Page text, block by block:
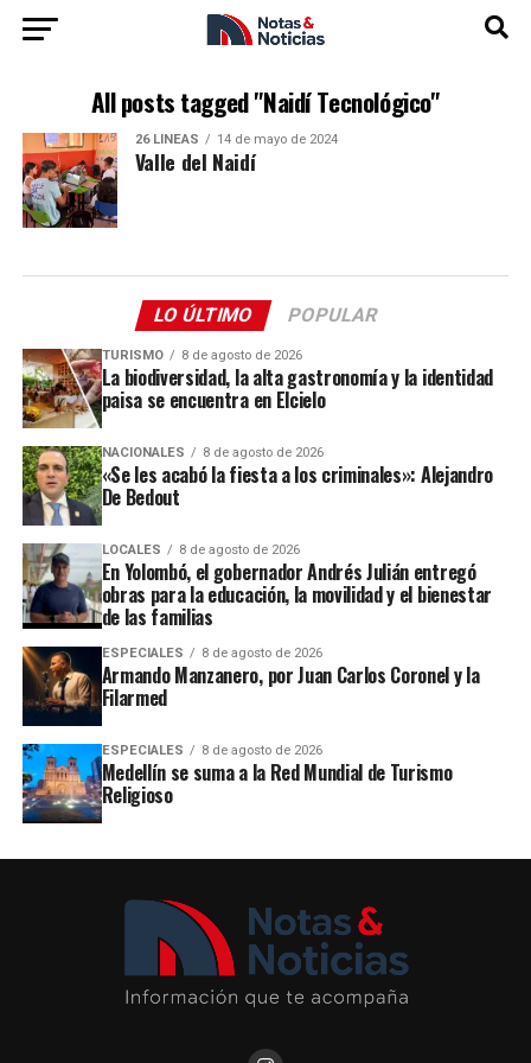
All posts tagged "Naidí Tecnológico"
26 LÍNEAS 14 de mayo de 2024
Valle del Naidí
LO ÚLTIMO POPULAR
TURISMO 8 de agosto de 2026
La biodiversidad, la alta gastronomía y la identidad
paisa se encuentra en Elcielo
NACIONALES 8 de agosto de 2026
«Se les acabó la fiesta a los criminales»: Alejandro
De Bedout
LOCALES 8 de agosto de 2026
En Yolombó, el gobernador Andrés Julián entregó
obras para la educación, la movilidad y el bienestar
de las familias
ESPECIALES 8 de agosto de 2026
Armando Manzanero, por Juan Carlos Coronel y la
Filarmed
ESPECIALES 8 de agosto de 2026
Medellín se suma a la Red Mundial de Turismo
Religioso